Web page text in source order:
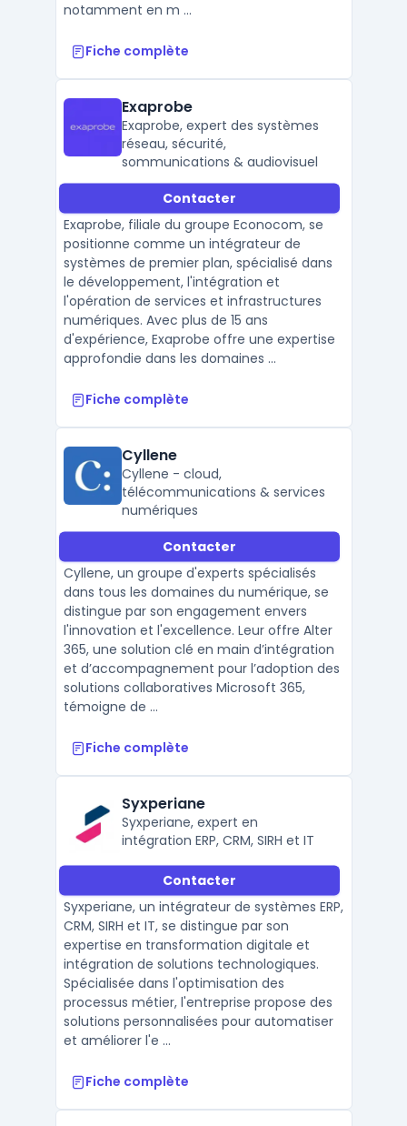
notamment en m ...
Fiche complète
Exaprobe
Exaprobe, expert des systèmes
réseau, sécurité,
sommunications & audiovisuel
Contacter
Exaprobe, filiale du groupe Econocom, se
positionne comme un intégrateur de
systèmes de premier plan, spécialisé dans
le développement, l'intégration et
l'opération de services et infrastructures
numériques. Avec plus de 15 ans
d'expérience, Exaprobe offre une expertise
approfondie dans les domaines ...
Fiche complète
Cyllene
Cyllene - cloud,
télécommunications & services
numériques
Contacter
Cyllene, un groupe d'experts spécialisés
dans tous les domaines du numérique, se
distingue par son engagement envers
l'innovation et l'excellence. Leur offre Alter
365, une solution clé en main d’intégration
et d’accompagnement pour l’adoption des
solutions collaboratives Microsoft 365,
témoigne de ...
Fiche complète
Syxperiane
Syxperiane, expert en
intégration ERP, CRM, SIRH et IT
Contacter
Syxperiane, un intégrateur de systèmes ERP,
CRM, SIRH et IT, se distingue par son
expertise en transformation digitale et
intégration de solutions technologiques.
Spécialisée dans l'optimisation des
processus métier, l'entreprise propose des
solutions personnalisées pour automatiser
et améliorer l'e ...
Fiche complète